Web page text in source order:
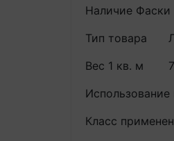
Наличие Фаски
Тип товара
Вес 1 кв. м
Класс